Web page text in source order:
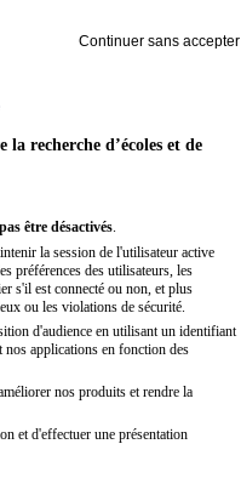
Continuer sans accepter
recherche d’écoles et de
être désactivés.
la session de l'utilisateur active
préférences des utilisateurs, les
s'il est connecté ou non, et plus
ou les violations de sécurité.
d'audience en utilisant un identifiant
nos applications en fonction des
nos produits et rendre la
et d'effectuer une présentation